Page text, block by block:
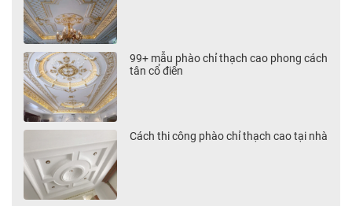
99+ mẫu phào chỉ thạch cao phong cách
tân cổ điển
Cách thi công phào chỉ thạch cao tại nhà